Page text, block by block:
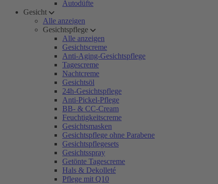
Autodüfte
Gesicht
Alle anzeigen
Gesichtspflege
Alle anzeigen
Gesichtscreme
Anti-Aging-Gesichtspflege
Tagescreme
Nachtcreme
Gesichtsöl
24h-Gesichtspflege
Anti-Pickel-Pflege
BB- & CC-Cream
Feuchtigkeitscreme
Gesichtsmasken
Gesichtspflege ohne Parabene
Gesichtspflegesets
Gesichtsspray
Getönte Tagescreme
Hals & Dekolleté
Pflege mit Q10